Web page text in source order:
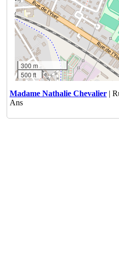
300 m
500 ft
Madame Nathalie Chevalier|
Ans